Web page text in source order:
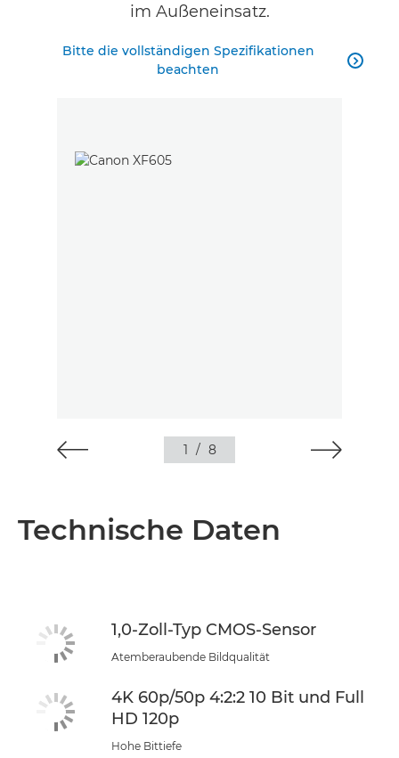
im Außeneinsatz.
Bitte die vollständigen Spezifikationen
beachten

1 / 8
Technische Daten
1,0-Zoll-Typ CMOS-Sensor
Atemberaubende Bildqualität
4K 60p/50p 4:2:2 10 Bit und Full
HD 120p
Hohe Bittiefe